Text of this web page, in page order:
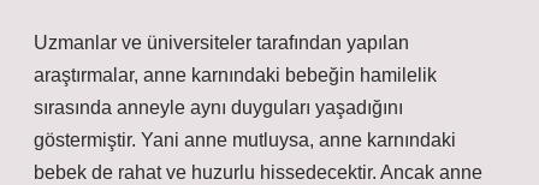
Uzmanlar ve üniversiteler tarafından yapılan
araştırmalar, anne karnındaki bebeğin hamilelik
sırasında anneyle aynı duyguları yaşadığını
göstermiştir. Yani anne mutluysa, anne karnındaki
bebek de rahat ve huzurlu hissedecektir. Ancak anne